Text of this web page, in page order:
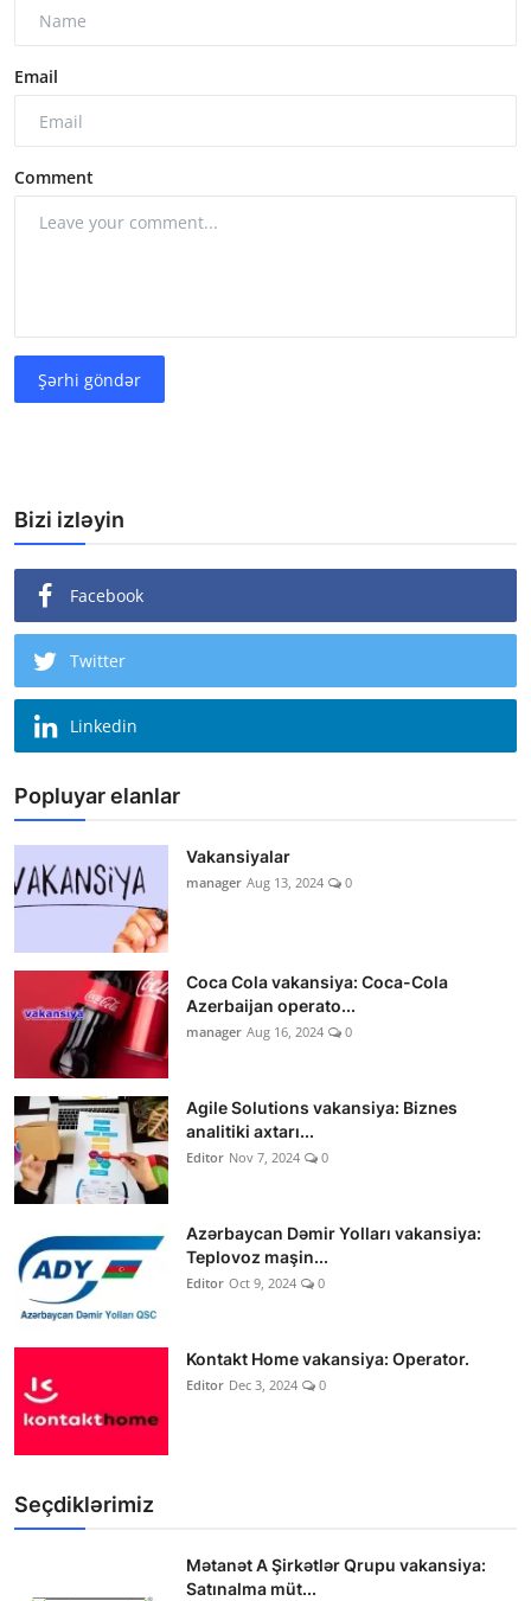
Email
Comment
Şərhi göndər
Bizi izləyin
Facebook
Twitter
Linkedin
Popluyar elanlar
Vakansiyalar
manager Aug 13, 2024 0
Coca Cola vakansiya: Coca-Cola
Azerbaijan operato...
manager Aug 16, 2024 0
Agile Solutions vakansiya: Biznes
analitiki axtarı...
Editor Nov 7, 2024 0
Azərbaycan Dəmir Yolları vakansiya:
Teplovoz maşin...
Editor Oct 9, 2024 0
Kontakt Home vakansiya: Operator.
Editor Dec 3, 2024 0
Seçdiklərimiz
Mətanət A Şirkətlər Qrupu vakansiya:
Satınalma müt...